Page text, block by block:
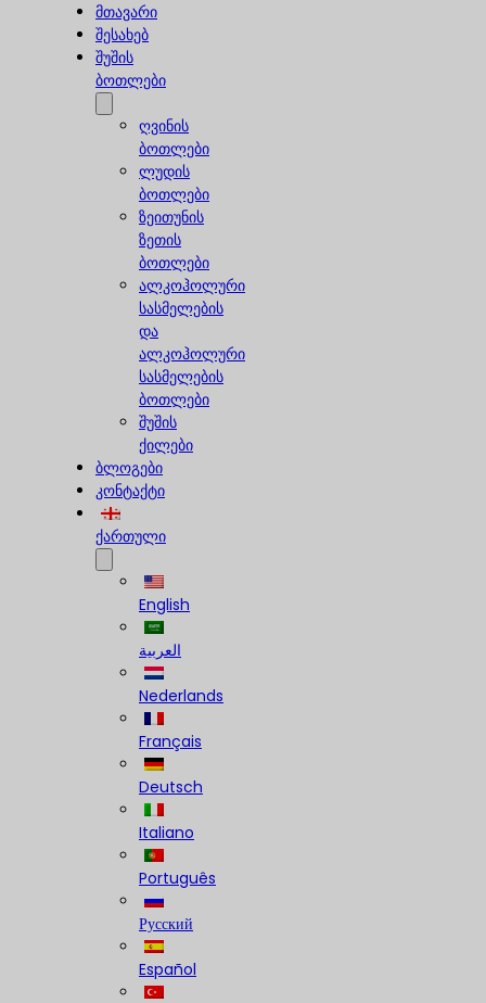
მთავარი
შესახებ
შუშის
ბოთლები
ღვინის
ბოთლები
ლუდის
ბოთლები
ზეითუნის
ზეთის
ბოთლები
ალკოჰოლური
სასმელების
და
ალკოჰოლური
სასმელების
ბოთლები
შუშის
ქილები
ბლოგები
კონტაქტი
ქართული
English
العربية
Nederlands
Français
Deutsch
Italiano
Português
Русский
Español